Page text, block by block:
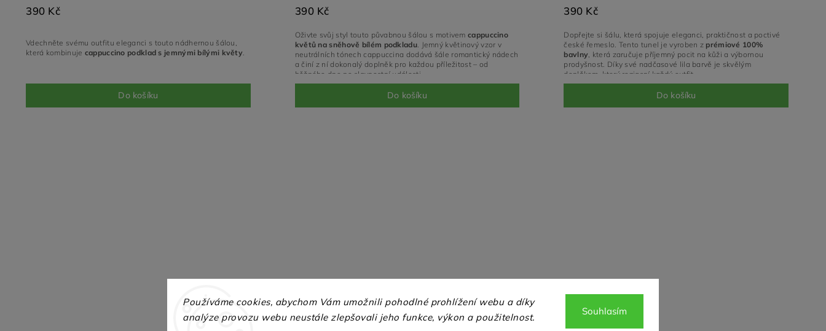
Používáme cookies, abychom Vám umožnili pohodlné prohlížení webu a díky
analýze provozu webu neustále zlepšovali jeho funkce, výkon a použitelnost.
Souhlasím
390 Kč
Do košíku
Vdechněte svému outfitu eleganci s touto nádhernou šálou,
která kombinuje cappuccino podklad s jemnými bílými květy.
390 Kč
Do košíku
Oživte svůj styl touto půvabnou šálou s motivemcappuccino
květů na sněhově bílém podkladu. Jemný květinový vzor v
neutrálních tónech cappuccina dodává šále romantický nádech
a činí z ní dokonalý doplněk pro každou příležitost – od
běžného dne po slavnostní události.
390 Kč
Do košíku
Dopřejte si šálu, která spojuje eleganci, praktičnost a poctivé
české řemeslo. Tento tunel je vyroben z prémiové 100%
bavlny , která zaručuje příjemný pocit na kůži a výbornou
prodyšnost. Díky své nadčasové lila barvě je skvělým
doplňkem, který rozjasní každý outfit.